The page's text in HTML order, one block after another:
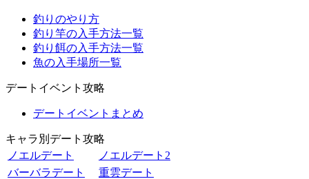
釣りのやり方
釣り竿の入手方法一覧
釣り餌の入手方法一覧
魚の入手場所一覧
デートイベント攻略
デートイベントまとめ
キャラ別デート攻略
ノエルデート
ノエルデート2
バーバラデート
重雲デート